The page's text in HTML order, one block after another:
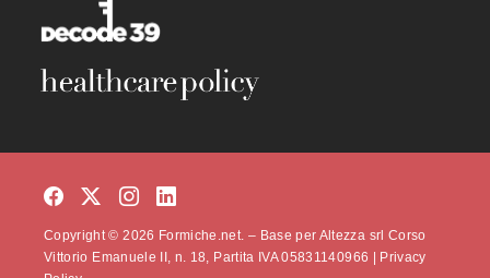
Copyright © 2026 Formiche.net. – Base per Altezza srl Corso
Vittorio Emanuele II, n. 18, Partita IVA 05831140966 | Privacy